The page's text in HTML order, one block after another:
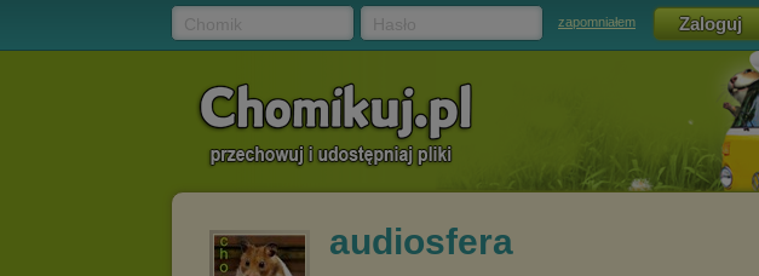
zapomniałem
audiosfera